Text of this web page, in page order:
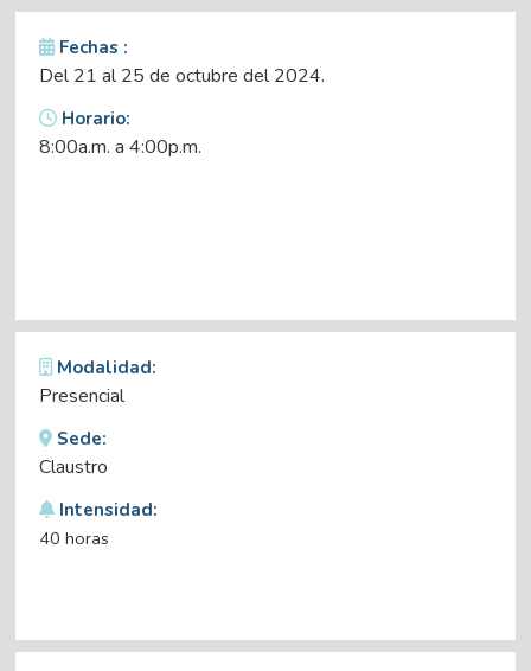
Fechas :
Del 21 al 25 de octubre del 2024.
Horario:
8:00a.m. a 4:00p.m.
Modalidad:
Presencial
Sede:
Claustro
Intensidad:
40 horas